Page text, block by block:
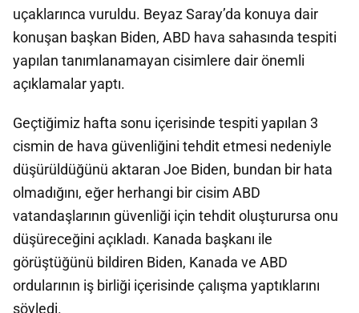
uçaklarınca vuruldu. Beyaz Saray’da konuya dair
konuşan başkan Biden, ABD hava sahasında tespiti
yapılan tanımlanamayan cisimlere dair önemli
açıklamalar yaptı.
Geçtiğimiz hafta sonu içerisinde tespiti yapılan 3
cismin de hava güvenliğini tehdit etmesi nedeniyle
düşürüldüğünü aktaran Joe Biden, bundan bir hata
olmadığını, eğer herhangi bir cisim ABD
vatandaşlarının güvenliği için tehdit oluşturursa onu
düşüreceğini açıkladı. Kanada başkanı ile
görüştüğünü bildiren Biden, Kanada ve ABD
ordularının iş birliği içerisinde çalışma yaptıklarını
söyledi.